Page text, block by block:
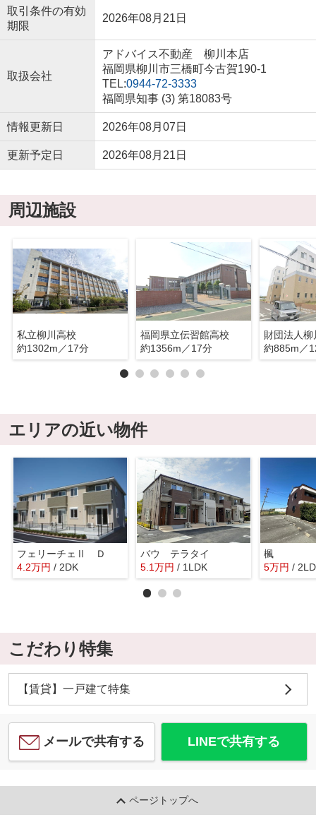
取引条件の有効
期限
2026年08月21日
取扱会社
アドバイス不動産 柳川本店
福岡県柳川市三橋町今古賀190-1
TEL:0944-72-3333
福岡県知事 (3) 第18083号
情報更新日 2026年08月07日
更新予定日 2026年08月21日
周辺施設
私立柳川高校
約1302m／17分
福岡県立伝習館高校
約1356m／17分
約885m／
エリアの近い物件
フェリーチェⅡ Ｄ
4.2万円 / 2DK
バウ テラタイ
5.1万円 / 1LDK
楓
5万円 /
こだわり特集
【賃貸】一戸建て特集
メールで共有する LINEで共有する
ページトップへ